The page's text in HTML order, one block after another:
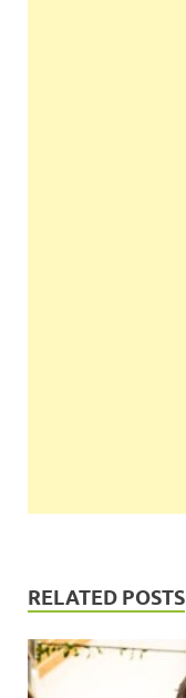
RELATED POSTS